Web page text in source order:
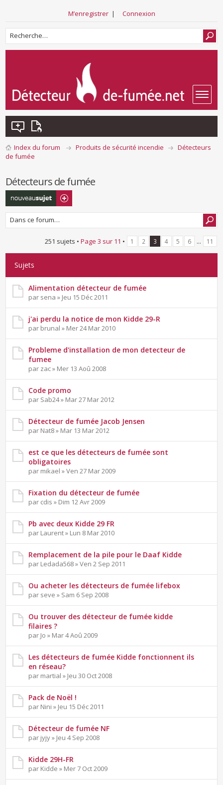
M’enregistrer| Connexion
Index du forum Produits de sécurité incendie
Détecteurs
de fumée
Détecteurs de fumée
Écrire un nouveau
251 sujets • Page 3 sur 11 • 1 2 3 4 5 6 ... 11
Sujets
Alimentation détecteur de fumée
par sena » Jeu 15 Déc 2011
j'ai perdu la notice de mon Kidde 29-R
par brunal » Mer 24 Mar 2010
Probleme d'installation de mon detecteur de
fumee
par zac » Mer 13 Aoû 2008
Code promo
par Sab24 » Mar 27 Mar 2012
Détecteur de fumée Jacob Jensen
par Nat8 » Mar 13 Mar 2012
est ce que les détecteurs de fumée sont
obligatoires
par mikael » Ven 27 Mar 2009
Fixation du détecteur de fumée
par cdis » Dim 12 Avr 2009
Pb avec deux Kidde 29 FR
par Laurent » Lun 8 Mar 2010
Remplacement de la pile pour le Daaf Kidde
par Ledada568 » Ven 2 Sep 2011
Ou acheter les détecteurs de fumée lifebox
par seve » Sam 6 Sep 2008
Ou trouver des détecteur de fumée kidde
filaires ?
par Jo » Mar 4 Aoû 2009
Les détecteurs de fumée Kidde fonctionnent ils
en réseau?
par martial » Jeu 30 Oct 2008
Pack de Noël !
par Nini » Jeu 15 Déc 2011
Détecteur de fumée NF
par jyjy » Jeu 4 Sep 2008
Kidde 29H-FR
par Kidde » Mer 7 Oct 2009